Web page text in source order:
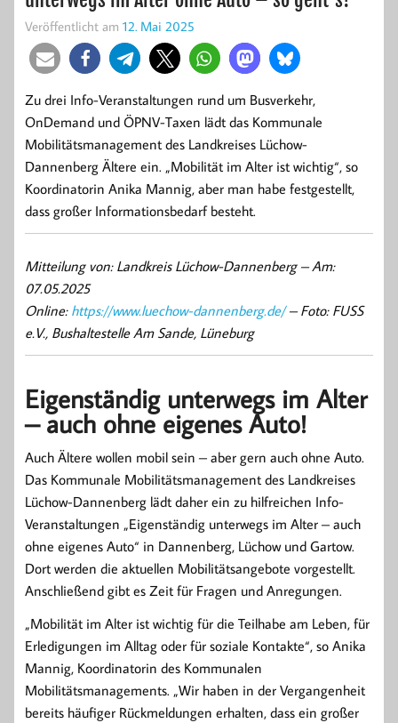
Veröffentlicht am 12. Mai 2025
Zu drei Info-Veranstaltungen rund um Busverkehr,
OnDemand und ÖPNV-Taxen lädt das Kommunale
Mobilitätsmanagement des Landkreises Lüchow-
Dannenberg Ältere ein. „Mobilität im Alter ist wichtig“, so
Koordinatorin Anika Mannig, aber man habe festgestellt,
dass großer Informationsbedarf besteht.
Mitteilung von: Landkreis Lüchow-Dannenberg –Am:
07.05.2025
Online: https://www.luechow-dannenberg.de/– Foto: FUSS
e.V., Bushaltestelle Am Sande, Lüneburg
Eigenständig unterwegs im Alter
– auch ohne eigenes Auto!
Auch Ältere wollen mobil sein – aber gern auch ohne Auto.
Das Kommunale Mobilitätsmanagement des Landkreises
Lüchow-Dannenberg lädt daher ein zu hilfreichen Info-
Veranstaltungen „Eigenständig unterwegs im Alter – auch
ohne eigenes Auto“ in Dannenberg, Lüchow und Gartow.
Dort werden die aktuellen Mobilitätsangebote vorgestellt.
Anschließend gibt es Zeit für Fragen und Anregungen.
„Mobilität im Alter ist wichtig für die Teilhabe am Leben, für
Erledigungen im Alltag oder für soziale Kontakte“, so Anika
Mannig, Koordinatorin des Kommunalen
Mobilitätsmanagements. „Wir haben in der Vergangenheit
bereits häufiger Rückmeldungen erhalten, dass ein großer